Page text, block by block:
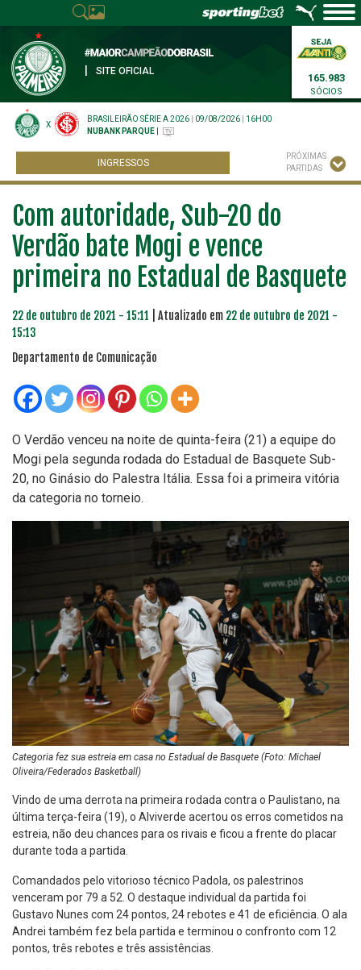
SITE OFICIAL
165.983
SÓCIOS
X
BRASILEIRÃO SÉRIE A 2026 09/08/2026
16H00
NUBANK PARQUE
INGRESSOS
PRÓXIMAS
PARTIDAS
Com autoridade, Sub-20 do
Verdão bate Mogi e vence
primeira no Estadual de Basquete
22 de outubro de 2021 - 15:11 | Atualizado em 22 de outubro de 2021 -
15:13
Departamento de Comunicação
O Verdão venceu na noite de quinta-feira (21) a equipe do
Mogi pela segunda rodada do Estadual de Basquete Sub-
20, no Ginásio do Palestra Itália. Essa foi a primeira vitória
da categoria no torneio.
Categoria fez sua estreia em casa no Estadual de Basquete (Foto: Michael
Oliveira/Federados Basketball)
Vindo de uma derrota na primeira rodada contra o Paulistano, na
última terça-feira (19), o Alviverde acertou os erros cometidos na
estreia, não deu chances para os rivais e ficou a frente do placar
durante toda a partida.
Comandados pelo vitorioso técnico Padola, os palestrinos
venceram por 79 a 52. O destaque individual da partida foi
Gustavo Nunes com 24 pontos, 24 rebotes e 41 de eficiência. O ala
Andrei também fez bela partida e terminou o confronto com 12
pontos, três rebotes e três assistências.